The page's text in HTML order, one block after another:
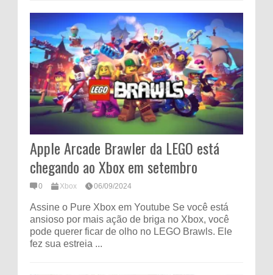
Apple Arcade Brawler da LEGO está
chegando ao Xbox em setembro
0 Xbox 06/09/2024
Assine o Pure Xbox em Youtube Se você está
ansioso por mais ação de briga no Xbox, você
pode querer ficar de olho no LEGO Brawls. Ele
fez sua estreia ...